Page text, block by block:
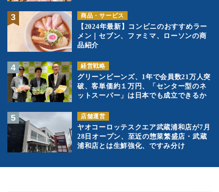
商品・サービス
【2024年最新】コンビニのおすすめラー
メン｜セブン、ファミマ、ローソンの商
品紹介
経営戦略
グリーンビーンズ、1年で会員数21万人突
破、客単価約１万円、「センター型のネ
ットスーパー」は日本でも成立できるか
店舗運営
ヤオコーロッテスクエア武蔵浦和店が7月
28日オープン、至近の惣菜繁盛店・武蔵
浦和店とは生鮮強化、ですみ分け